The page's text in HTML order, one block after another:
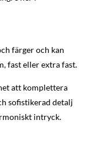
färger och kan
fast eller extra fast.
att komplettera
sofistikerad detalj
intryck.